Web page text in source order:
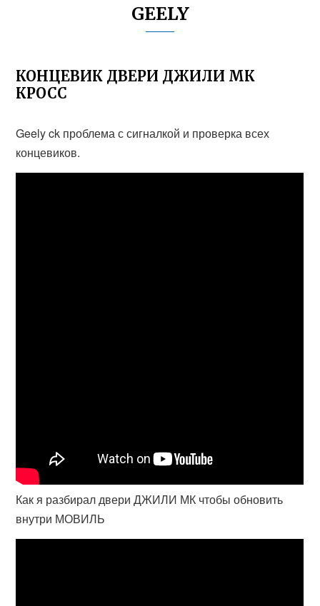
GEELY
КОНЦЕВИК ДВЕРИ ДЖИЛИ МК
КРОСС
Geely ck проблема с сигналкой и проверка всех
концевиков.
Как я разбирал двери ДЖИЛИ МК чтобы обновить
внутри МОВИЛЬ